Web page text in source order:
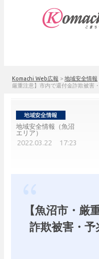
Komachi Web広報 > 地域安全情報
厳重注意】市内で還付金詐欺被害
地域安全情報（魚沼
エリア）
2022.03.22 17:23
【魚沼市・厳
詐欺被害・予